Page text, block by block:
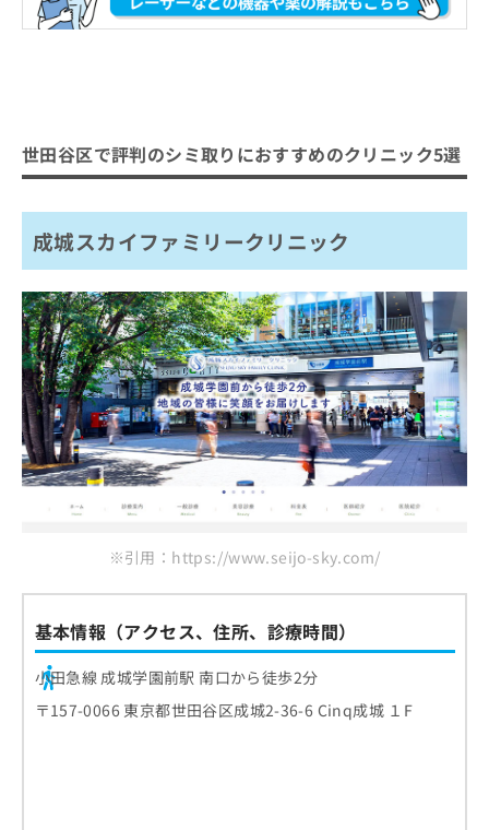
世田谷区で評判のシミ取りにおすすめのクリニック5選
成城スカイファミリークリニック
※引用：https://www.seijo-sky.com/
基本情報（アクセス、住所、診療時間）
小田急線 成城学園前駅 南口から徒歩2分
〒157-0066 東京都世田谷区成城2-36-6 Cinq成城 １F